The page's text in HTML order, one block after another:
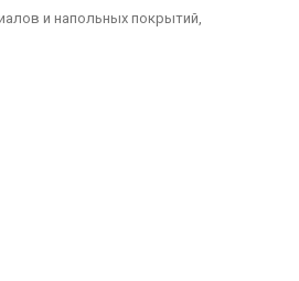
и напольных покрытий,